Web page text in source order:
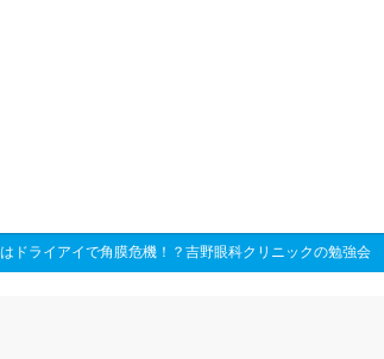
ドライアイで角膜危機！？吉野眼科クリニックの勉強会